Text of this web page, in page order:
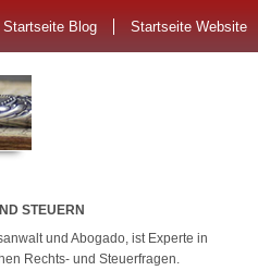
Startseite Blog Startseite Website
STEUERN
und Abogado, ist Experte in
Rechts- und Steuerfragen.